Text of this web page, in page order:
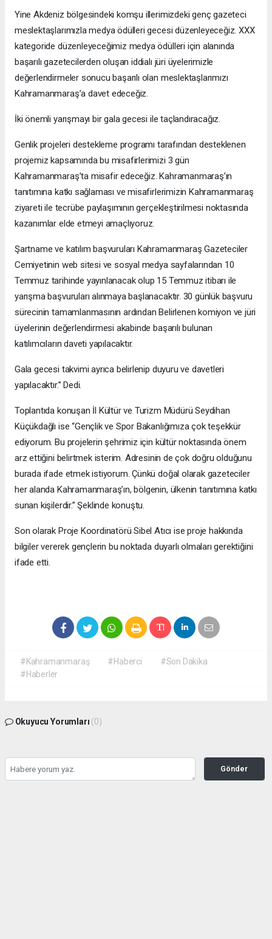
Yine Akdeniz bölgesindeki komşu illerimizdeki genç gazeteci
meslektaşlarımızla medya ödülleri gecesi düzenleyeceğiz. XXX
kategoride düzenleyeceğimiz medya ödülleri için alanında
başarılı gazetecilerden oluşan iddialı jüri üyelerimizle
değerlendirmeler sonucu başarılı olan meslektaşlarımızı
Kahramanmaraş’a davet edeceğiz.
İki önemli yarışmayı bir gala gecesi ile taçlandıracağız.
Genlik projeleri destekleme programı tarafından desteklenen
projemiz kapsamında bu misafirlerimizi 3 gün
Kahramanmaraş’ta misafir edeceğiz. Kahramanmaraş’ın
tanıtımına katkı sağlaması ve misafirlerimizin Kahramanmaraş
ziyareti ile tecrübe paylaşımının gerçekleştirilmesi noktasında
kazanımlar elde etmeyi amaçlıyoruz.
Şartname ve katılım başvuruları Kahramanmaraş Gazeteciler
Cemiyetinin web sitesi ve sosyal medya sayfalarından 10
Temmuz tarihinde yayınlanacak olup 15 Temmuz itibarı ile
yarışma başvuruları alınmaya başlanacaktır. 30 günlük başvuru
sürecinin tamamlanmasının ardından Belirlenen komiyon ve jüri
üyelerinin değerlendirmesi akabinde başarılı bulunan
katılımcıların daveti yapılacaktır.
Gala gecesi takvimi ayrıca belirlenip duyuru ve davetleri
yapılacaktır.” Dedi.
Toplantıda konuşan İl Kültür ve Turizm Müdürü Seydihan
Küçükdağlı ise “Gençlik ve Spor Bakanlığımıza çok teşekkür
ediyorum. Bu projelerin şehrimiz için kültür noktasında önem
arz ettiğini belirtmek isterim. Adresinin de çok doğru olduğunu
burada ifade etmek istiyorum. Çünkü doğal olarak gazeteciler
her alanda Kahramanmaraş’ın, bölgenin, ülkenin tanıtımına katkı
sunan kişilerdir.” Şeklinde konuştu.
Son olarak Proje Koordinatörü Sibel Atıcı ise proje hakkında
bilgiler vererek gençlerin bu noktada duyarlı olmaları gerektiğini
ifade etti.
#Kahramanmaraş #Haberci
#Son Dakika
#Haberler
Okuyucu Yorumları (0)
Gönder